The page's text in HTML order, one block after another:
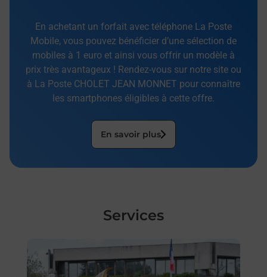
En achetant un forfait avec téléphone La Poste
Mobile, vous pouvez bénéficier d’une sélection de
mobiles à 1 euro et ainsi vous offrir un modèle à
prix très avantageux ! Rendez-vous sur notre site ou
à La Poste CHOLET JEAN MONNET pour connaître
les smartphones éligibles à cette offre.
En savoir plus
Services
En savoir plus